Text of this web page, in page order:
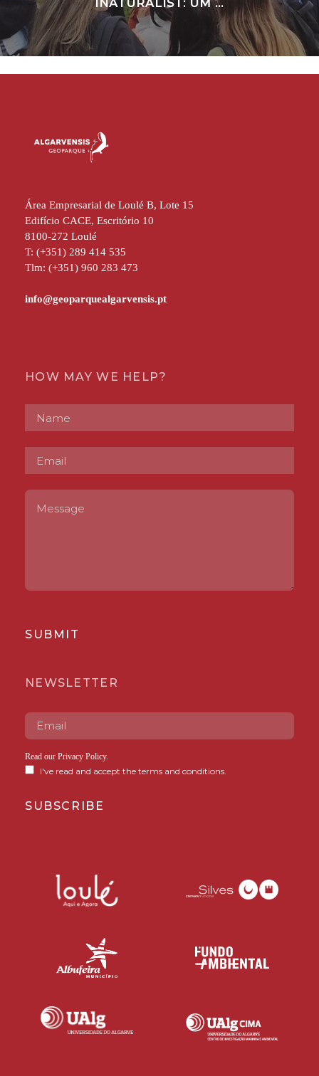
INATURALIST: UM ...
Área Empresarial de Loulé B, Lote 15
Edifício CACE, Escritório 10
8100-272 Loulé
T: (+351) 289 414 535
Tlm: (+351) 960 283 473
HOW MAY WE HELP?
SUBMIT
NEWSLETTER
Read our Privacy Policy.
I've read and accept the terms and conditions.